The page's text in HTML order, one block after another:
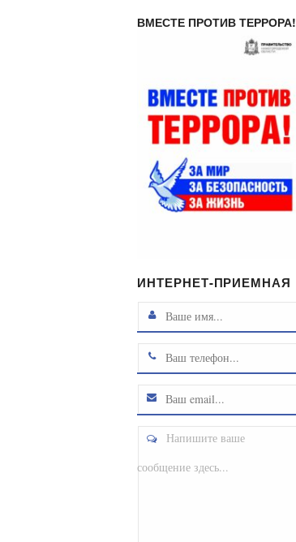
ВМЕСТЕ ПРОТИВ ТЕРРОРА!
ИНТЕРНЕТ-ПРИЕМНАЯ
Напишите ваше
сообщение здесь...